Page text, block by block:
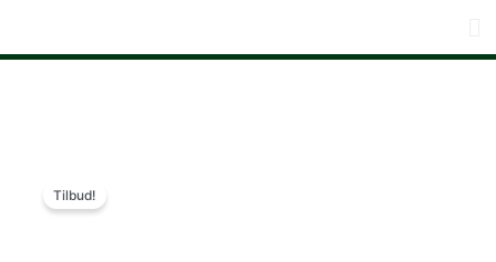
indholdet
Tilbud!